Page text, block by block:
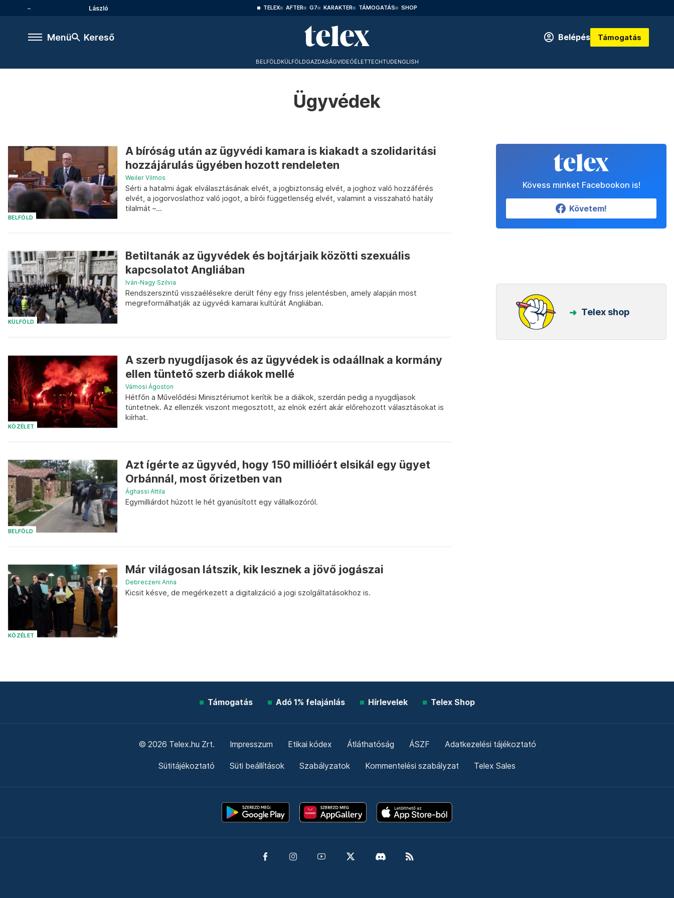
László TELEX AFTER G7 KARAKTER TÁMOGATÁS SHOP
Menü Kereső Belépés Támogatás
BELFÖLDKÜLFÖLDGAZDASÁGVIDEÓÉLETTECHTUDENGLISH
Ügyvédek
BELFÖLD
A bíróság után az ügyvédi kamara is kiakadt a szolidaritási
hozzájárulás ügyében hozott rendeleten
Weiler Vilmos
Sérti a hatalmi ágak elválasztásának elvét, a jogbiztonság elvét, a joghoz való hozzáférés
elvét, a jogorvoslathoz való jogot, a bírói függetlenség elvét, valamint a visszaható hatály
tilalmát –...
KÜLFÖLD
Betiltanák az ügyvédek és bojtárjaik közötti szexuális
kapcsolatot Angliában
Iván-Nagy Szilvia
Rendszerszintű visszaélésekre derült fény egy friss jelentésben, amely alapján most
megreformálhatják az ügyvédi kamarai kultúrát Angliában.
KÖZÉLET
A szerb nyugdíjasok és az ügyvédek is odaállnak a kormány
ellen tüntető szerb diákok mellé
Vámosi Ágoston
Hétfőn a Művelődési Minisztériumot kerítik be a diákok, szerdán pedig a nyugdíjasok
tüntetnek. Az ellenzék viszont megosztott, az elnök ezért akár előrehozott választásokat is
kiírhat.
BELFÖLD
Azt ígérte az ügyvéd, hogy 150 millióért elsikál egy ügyet
Orbánnál, most őrizetben van
Ághassi Attila
Egymilliárdot húzott le hét gyanúsított egy vállalkozóról.
KÖZÉLET
Már világosan látszik, kik lesznek a jövő jogászai
Debreczeni Anna
Kicsit késve, de megérkezett a digitalizáció a jogi szolgáltatásokhoz is.
Kövess minket Facebookon is!
Követem!
Telex shop
Támogatás Adó 1% felajánlás Hírlevelek Telex Shop
© 2026 Telex.hu Zrt. Impresszum Etikai kódex Átláthatóság ÁSZF Adatkezelési tájékoztató
Sütitájékoztató Süti beállítások Szabályzatok Kommentelési szabályzat Telex Sales